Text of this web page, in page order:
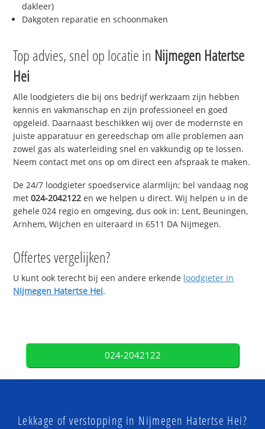
dakleer)
Dakgoten reparatie en schoonmaken
Top advies, snel op locatie in Nijmegen Hatertse
Hei
Alle loodgieters die bij ons bedrijf werkzaam zijn hebben
kennis en vakmanschap en zijn professioneel en goed
opgeleid. Daarnaast beschikken wij over de modernste en
juiste apparatuur en gereedschap om alle problemen aan
zowel gas als waterleiding snel en vakkundig op te lossen.
Neem contact met ons op om direct een afspraak te maken.
De 24/7 loodgieter spoedservice alarmlijn; bel vandaag nog
met024-2042122 en we helpen u direct. Wij helpen u in de
gehele 024 regio en omgeving, dus ook in: Lent, Beuningen,
Arnhem, Wijchen en uiteraard in 6511 DA Nijmegen.
Offertes vergelijken?
U kunt ook terecht bij een andere erkende loodgieter in
Nijmegen Hatertse Hei.
024-2042122
Lekkage of verstopping in Nijmegen Hatertse Hei?